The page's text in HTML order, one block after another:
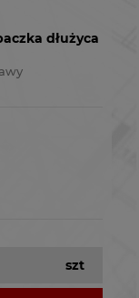
dłużyca
szt